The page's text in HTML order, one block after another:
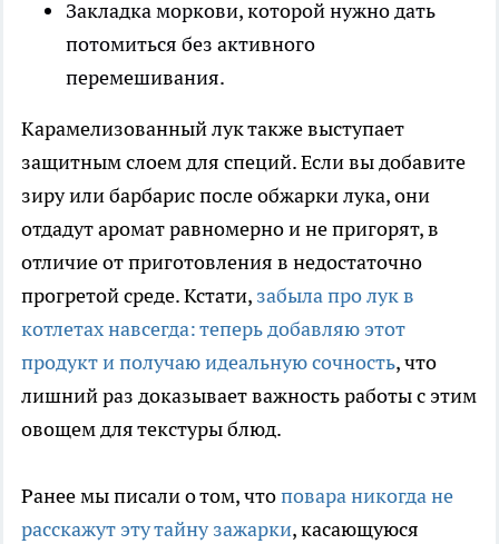
Закладка моркови, которой нужно дать
потомиться без активного
перемешивания.
Карамелизованный лук также выступает
защитным слоем для специй. Если вы добавите
зиру или барбарис после обжарки лука, они
отдадут аромат равномерно и не пригорят, в
отличие от приготовления в недостаточно
прогретой среде. Кстати, забыла про лук в
котлетах навсегда: теперь добавляю этот
продукт и получаю идеальную сочность, что
лишний раз доказывает важность работы с этим
овощем для текстуры блюд.
Ранее мы писали о том, чтоповара никогда не
расскажут эту тайну зажарки, касающуюся